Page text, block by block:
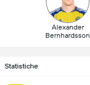
Alexander
Bernhardsson
Statistiche